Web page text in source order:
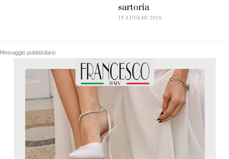
sartoria
15 LUGLIO 2026
Messaggio pubblicitario